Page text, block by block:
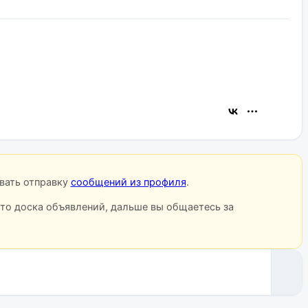
отправку сообщений из профиля.
доска объявлений, дальше вы общаетесь за